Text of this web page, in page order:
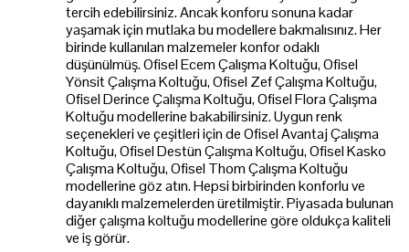
tercih edebilirsiniz. Ancak konforu sonuna kadar
yaşamak için mutlaka bu modellere bakmalısınız. Her
birinde kullanılan malzemeler konfor odaklı
düşünülmüş. Ofisel Ecem Çalışma Koltuğu, Ofisel
Yönsit Çalışma Koltuğu, Ofisel Zef Çalışma Koltuğu,
Ofisel Derince Çalışma Koltuğu, Ofisel Flora Çalışma
Koltuğu modellerine bakabilirsiniz. Uygun renk
seçenekleri ve çeşitleri için de Ofisel Avantaj Çalışma
Koltuğu, Ofisel Destün Çalışma Koltuğu, Ofisel Kasko
Çalışma Koltuğu, Ofisel Thom Çalışma Koltuğu
modellerine göz atın. Hepsi birbirinden konforlu ve
dayanıklı malzemelerden üretilmiştir. Piyasada bulunan
diğer çalışma koltuğu modellerine göre oldukça kaliteli
ve iş görür.